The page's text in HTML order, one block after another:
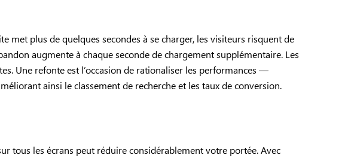
met plus de quelques secondes à se charger, les visiteurs risquent de
augmente à chaque seconde de chargement supplémentaire. Les
Une refonte est l’occasion de rationaliser les performances —
ainsi le classement de recherche et les taux de conversion.
tous les écrans peut réduire considérablement votre portée. Avec